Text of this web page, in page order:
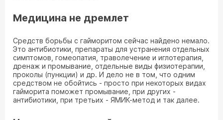
Медицина не дремлет
Средств борьбы с гайморитом сейчас найдено немало.
Это антибиотики, препараты для устранения отдельных
симптомов, гомеопатия, траволечение и иглотерапия,
дренаж и промывание, отдельные виды физиотерапии,
проколы (пункции) и др. И дело не в том, что одним
средством не обойтись - просто при некоторых видах
гайморита поможет промывание, при других -
антибиотики, при третьих - ЯМИК-метод и так далее.